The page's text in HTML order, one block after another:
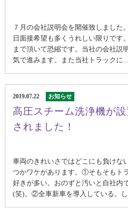
７月の会社説明会を開催致しました
日面接希望も多くうれしい限りです
まで頂いて恐縮です。当社の会社説
気で進みます。また当社トラックに...
2019.07.22 お知らせ
高圧スチーム洗浄機が設
されました！
車両のきれいさではどこにも負けな
つかワケがあります。①そもそもト
好きが多い。おのずと汚いと自社内
(笑)。②全車新車を導入している。し